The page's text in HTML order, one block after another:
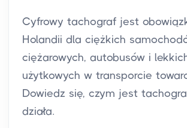
Cyfrowy tachograf jest
Holandii dla ciężkich
ciężarowych, autobusów i
użytkowych w transporcie
Dowiedz się, czym jest
działa.